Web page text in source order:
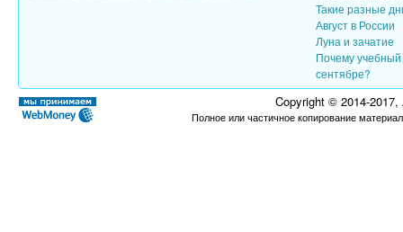
Такие разные
Август в России
Луна и зачатие
Почему учебный
сентябре?
Copyright © 2014-
Полное или частичное копирование